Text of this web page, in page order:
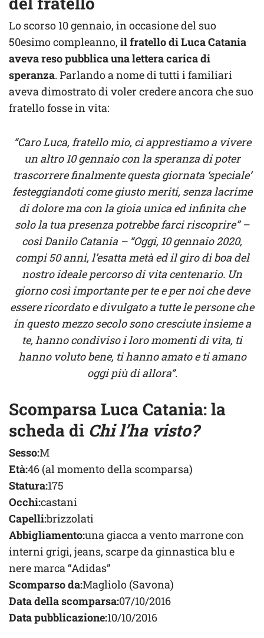
Lo scorso 10 gennaio, in occasione del suo
50esimo compleanno, il fratello di Luca Catania
aveva reso pubblica una lettera carica di
speranza. Parlando a nome di tutti i familiari
aveva dimostrato di voler credere ancora che suo
fratello fosse in vita:
“Caro Luca, fratello mio, ci apprestiamo a vivere
un altro 10 gennaio con la speranza di poter
trascorrere finalmente questa giornata ‘speciale’
festeggiandoti come giusto meriti, senza lacrime
di dolore ma con la gioia unica ed infinita che
solo la tua presenza potrebbe farci riscoprire” –
così Danilo Catania – “Oggi, 10 gennaio 2020,
compi 50 anni, l’esatta metà ed il giro di boa del
nostro ideale percorso di vita centenario. Un
giorno così importante per te e per noi che deve
essere ricordato e divulgato a tutte le persone che
in questo mezzo secolo sono cresciute insieme a
te, hanno condiviso i loro momenti di vita, ti
hanno voluto bene, ti hanno amato e ti amano
oggi più di allora”.
Scomparsa Luca Catania: la
scheda di Chi l’ha visto?
Sesso:M
Età:46 (al momento della scomparsa)
Statura:175
Occhi:castani
Capelli:brizzolati
Abbigliamento:una giacca a vento marrone con
interni grigi, jeans, scarpe da ginnastica blu e
nere marca “Adidas”
Scomparso da:Magliolo (Savona)
Data della scomparsa:07/10/2016
Data pubblicazione:10/10/2016